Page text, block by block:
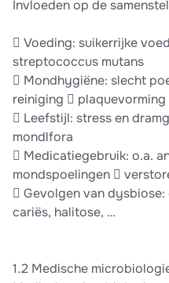
Invloeden op de
 Voeding: suikerrijke
streptococcus mutans
 Mondhygiëne: slecht
reiniging 
 Leefstijl: stress en
mondlfora
 Medicatiegebruik: o.a.
mondspoelingen 
 Gevolgen van
cariës, halitose, …
1.2 Medische